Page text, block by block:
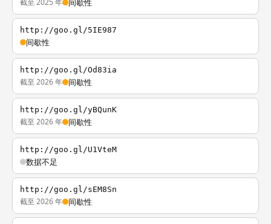
截至 2025 年 间歇性
http://goo.gl/5IE987
间歇性
http://goo.gl/Od83ia
截至 2026 年 间歇性
http://goo.gl/yBQunK
截至 2026 年 间歇性
http://goo.gl/U1VteM
数据不足
http://goo.gl/sEM8Sn
截至 2026 年 间歇性